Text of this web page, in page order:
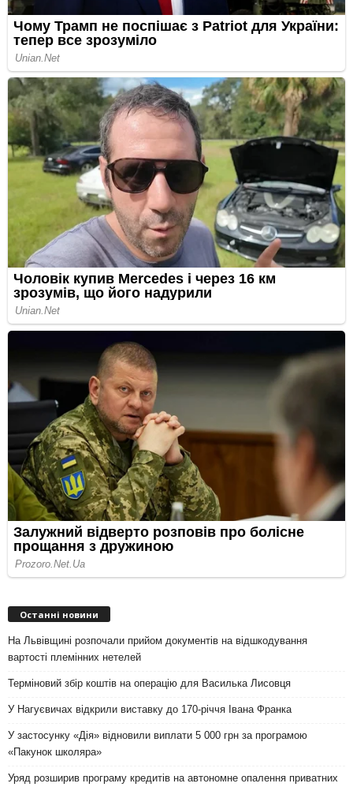
Останні новини
На Львівщині розпочали прийом документів на відшкодування
вартості племінних нетелей
Терміновий збір коштів на операцію для Василька Лисовця
У Нагуєвичах відкрили виставку до 170-річчя Івана Франка
У застосунку «Дія» відновили виплати 5 000 грн за програмою
«Пакунок школяра»
Уряд розширив програму кредитів на автономне опалення приватних